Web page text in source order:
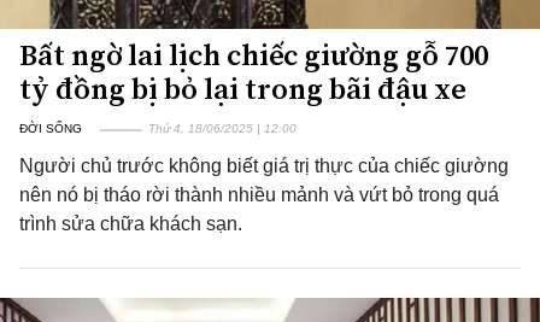
Bất ngờ lai lịch chiếc giường gỗ 700
tỷ đồng bị bỏ lại trong bãi đậu xe
ĐỜI SỐNG Thứ 4, 18/06/2025 | 12:00
Người chủ trước không biết giá trị thực của chiếc giường
nên nó bị tháo rời thành nhiều mảnh và vứt bỏ trong quá
trình sửa chữa khách sạn.